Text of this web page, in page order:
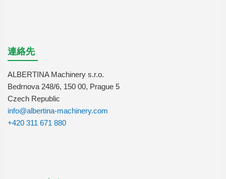
連絡先
ALBERTINA Machinery s.r.o.
Bedrnova 248/6, 150 00, Prague 5
Czech Republic
info@albertina-machinery.com
+420 311 671 880